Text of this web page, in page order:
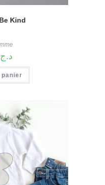
Kind
د.ج